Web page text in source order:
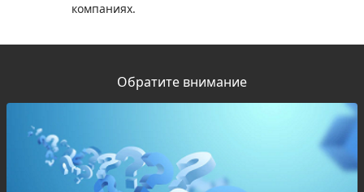
компаниях.
Обратите внимание